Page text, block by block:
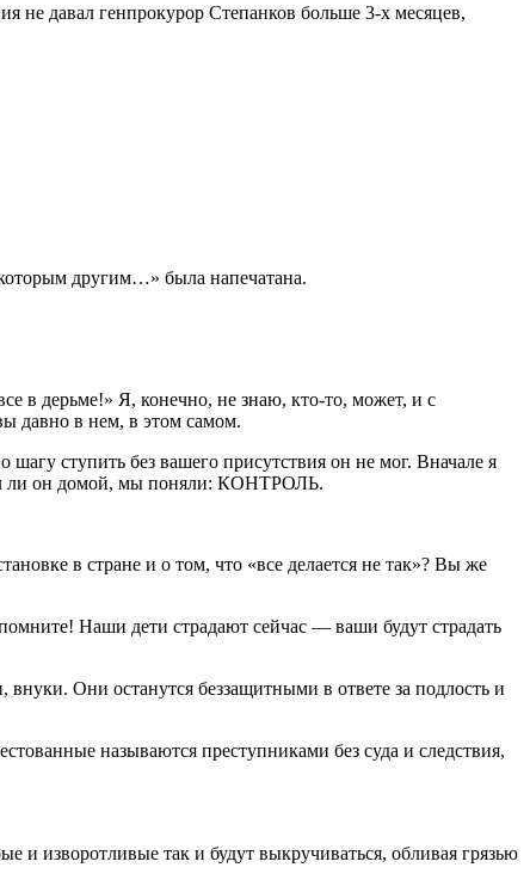
не давал генпрокурор Степанков больше 3-х месяцев,
другим…» была напечатана.
в дерьме!» Я, конечно, не знаю, кто-то, может, и с
давно в нем, в этом самом.
ступить без вашего присутствия он не мог. Вначале я
ли он домой, мы поняли: КОНТРОЛЬ.
в стране и о том, что «все делается не так»? Вы же
Наши дети страдают сейчас — ваши будут страдать
Они останутся беззащитными в ответе за подлость и
называются преступниками без суда и следствия,
и изворотливые так и будут выкручиваться, обливая грязью